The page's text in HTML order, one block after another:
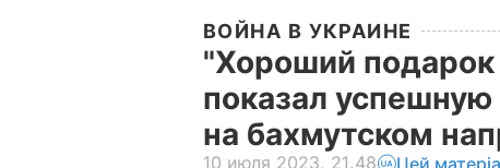
ВОЙНА В УКРАИНЕ
"Хороший
показал
на бахмутском
10 июля 2023, 21.48 Цей